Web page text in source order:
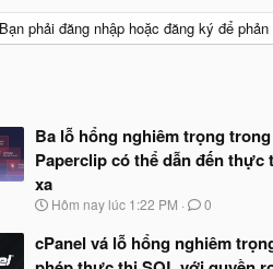
Bạn phải đăng nhập hoặc đăng ký để
Ba lỗ hổng nghiêm trọng trong
Paperclip có thể dẫn đến thực
xa
N
à
y
Hôm nay lúc 1:22 PM 0
cPanel vá lỗ hổng nghiêm